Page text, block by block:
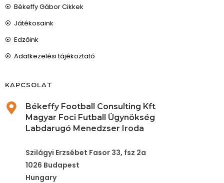
Békeffy Gábor Cikkek
Játékosaink
Edzőink
Adatkezelési tájékoztató
KAPCSOLAT
Békeffy Football Consulting Kft
Magyar Foci Futball Ügynökség
Labdarugó Menedzser Iroda
Szilágyi Erzsébet Fasor 33, fsz 2a
1026 Budapest
Hungary